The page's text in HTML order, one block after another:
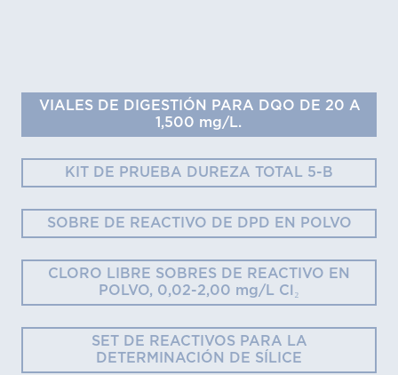
VIALES DE DIGESTIÓN PARA DQO DE 20 A
1,500 mg/L.
KIT DE PRUEBA DUREZA TOTAL 5-B
SOBRE DE REACTIVO DE DPD EN POLVO
CLORO LIBRE SOBRES DE REACTIVO EN
POLVO, 0,02-2,00 mg/L Cl₂
SET DE REACTIVOS PARA LA
DETERMINACIÓN DE SÍLICE